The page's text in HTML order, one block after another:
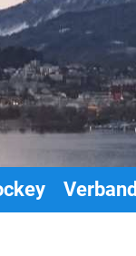
Verband